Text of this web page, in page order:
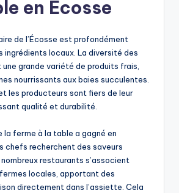
en Écosse
de l’Écosse est profondément
ingrédients locaux. La diversité des
grande variété de produits frais,
nourrissants aux baies succulentes.
les producteurs sont fiers de leur
qualité et durabilité.
la ferme à la table a gagné en
chefs recherchent des saveurs
restaurants s’associent
locales, apportant des
directement dans l’assiette. Cela